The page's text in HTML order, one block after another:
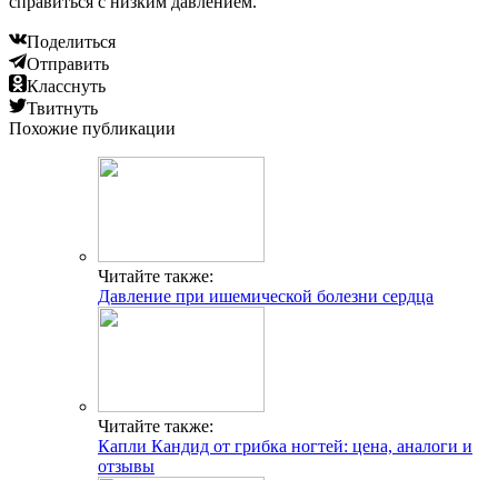
Поделиться
Отправить
Класснуть
Твитнуть
Похожие публикации
Читайте также:
Давление при ишемической болезни сердца
Читайте также:
Капли Кандид от грибка ногтей: цена, аналоги и
отзывы